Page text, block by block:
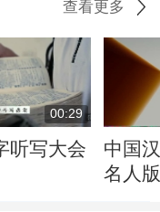
查看更多
00:29
听写大会
中国
名人版